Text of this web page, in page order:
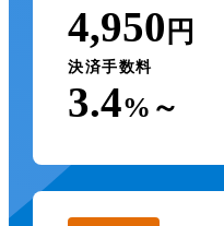
4,950 円
決済手数料
3.4%～